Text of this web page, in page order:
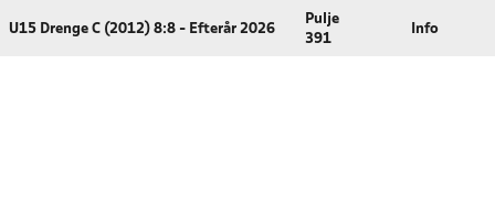
U15 Drenge C (2012) 8:8 - Efterår 2026
Pulje
391
Info